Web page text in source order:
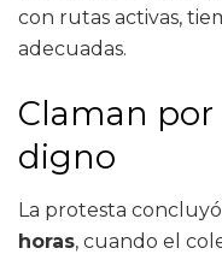
con rutas activas,
adecuadas.
Claman
digno
La protesta concluyó
horas, cuando el